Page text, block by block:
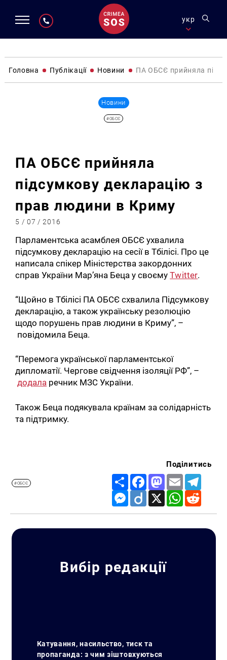
укр
Головна Публікації Новини ПА ОБСЄ прийняла
Новини
#ОБСЄ
ПА ОБСЄ прийняла
підсумкову декларацію з
прав людини в Криму
5 / 07 / 2016
Парламентська асамблея ОБСЄ ухвалила
підсумкову декларацію на сесії в Тбілісі. Про це
написала спікер Міністерства закордонних
справ України Мар’яна Беца у своємуТwitter.
“Щойно в Тбілісі ПА ОБСЄ схвалила Підсумкову
декларацію, а також українську резолюцію
щодо порушень прав людини в Криму”, –
повідомила Беца.
“Перемога української парламентської
дипломатії. Чергове свідчення ізоляції РФ”, –
додала речник МЗС України.
Також Беца подякувала країнам за солідарність
та підтримку.
#ОБСЄ
Поділитись
Share FacebookMastodon
Email
Messenger
Diigo X WhatsApp
Вибір редакції
Катування, насильство, тиск та
пропаганда: з чим зіштовхуються